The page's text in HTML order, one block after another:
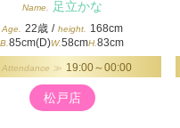
Name. 足立かな
Age. 22歳 / height. 168cm
B.85cm(D)W.58cmH.83cm
Attendance ≫ 19:00～00:00
松戸店